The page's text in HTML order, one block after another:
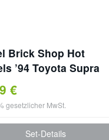
Brick Shop Hot
’94 Toyota Supra
€
gesetzlicher MwSt.
Set-Details